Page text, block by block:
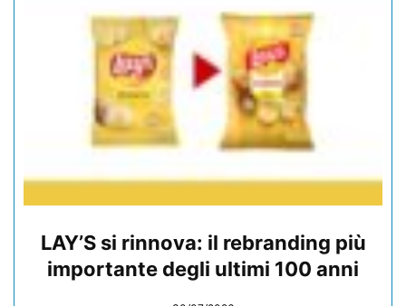
LAY’S si rinnova: il rebranding più
importante degli ultimi 100 anni